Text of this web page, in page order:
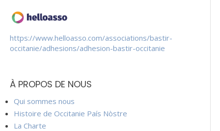
https://www.helloasso.com/associations/bastir-
occitanie/adhesions/adhesion-bastir-occitanie
À PROPOS DE NOUS
Qui sommes nous
Histoire de Occitanie País Nòstre
La Charte